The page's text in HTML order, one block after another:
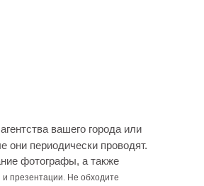
вашего города или
они периодически проводят.
фотографы, а также
и презентации. Не обходите